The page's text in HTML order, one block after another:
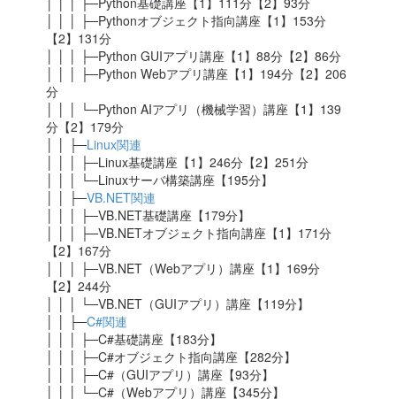
│ │ │ ├─Pythonオブジェクト指向講座【1】153分
【2】131分
│ │ │ ├─Python GUIアプリ講座【1】88分【2】86分
│ │ │ ├─Python Webアプリ講座【1】194分【2】206
分
│ │ │ └─Python AIアプリ（機械学習）講座【1】139
分【2】179分
│ │ ├─Linux関連
│ │ │ ├─Linux基礎講座【1】246分【2】251分
│ │ │ └─Linuxサーバ構築講座【195分】
│ │ ├─VB.NET関連
│ │ │ ├─VB.NET基礎講座【179分】
│ │ │ ├─VB.NETオブジェクト指向講座【1】171分
【2】167分
│ │ │ ├─VB.NET（Webアプリ）講座【1】169分
【2】244分
│ │ │ └─VB.NET（GUIアプリ）講座【119分】
│ │ ├─C#関連
│ │ │ ├─C#基礎講座【183分】
│ │ │ ├─C#オブジェクト指向講座【282分】
│ │ │ ├─C#（GUIアプリ）講座【93分】
│ │ │ └─C#（Webアプリ）講座【345分】